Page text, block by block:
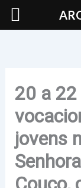
Skip
20 a
jovens